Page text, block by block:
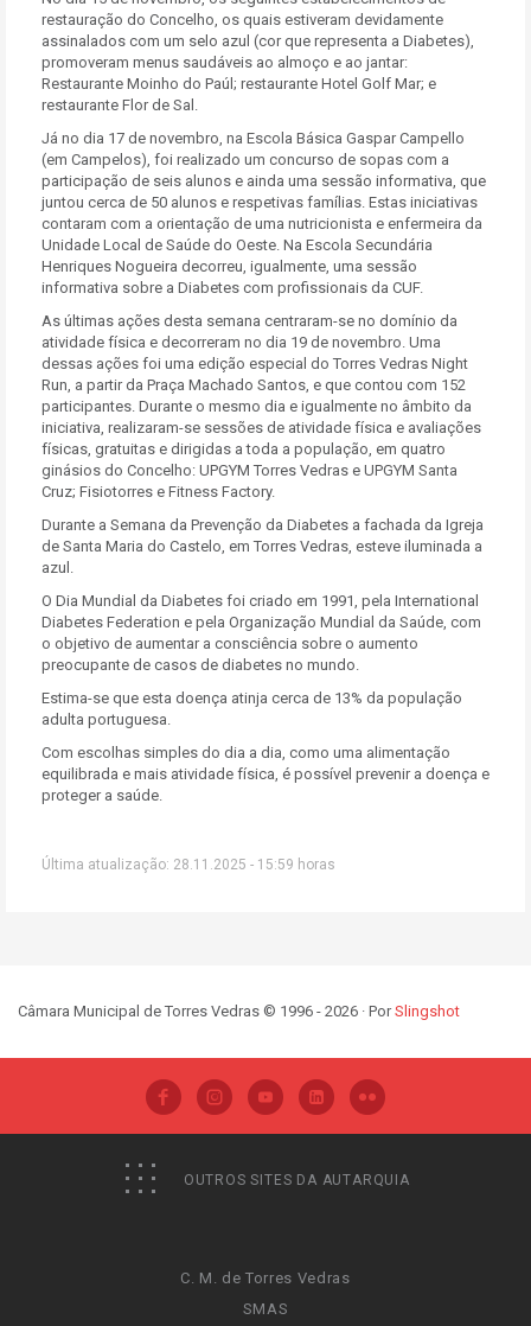
restauração do Concelho, os quais estiveram devidamente
assinalados com um selo azul (cor que representa a Diabetes),
promoveram menus saudáveis ao almoço e ao jantar:
Restaurante Moinho do Paúl; restaurante Hotel Golf Mar; e
restaurante Flor de Sal.
Já no dia 17 de novembro, na Escola Básica Gaspar Campello
(em Campelos), foi realizado um concurso de sopas com a
participação de seis alunos e ainda uma sessão informativa, que
juntou cerca de 50 alunos e respetivas famílias. Estas iniciativas
contaram com a orientação de uma nutricionista e enfermeira da
Unidade Local de Saúde do Oeste. Na Escola Secundária
Henriques Nogueira decorreu, igualmente, uma sessão
informativa sobre a Diabetes com profissionais da CUF.
As últimas ações desta semana centraram-se no domínio da
atividade física e decorreram no dia 19 de novembro. Uma
dessas ações foi uma edição especial do Torres Vedras Night
Run, a partir da Praça Machado Santos, e que contou com 152
participantes. Durante o mesmo dia e igualmente no âmbito da
iniciativa, realizaram-se sessões de atividade física e avaliações
físicas, gratuitas e dirigidas a toda a população, em quatro
ginásios do Concelho: UPGYM Torres Vedras e UPGYM Santa
Cruz; Fisiotorres e Fitness Factory.
Durante a Semana da Prevenção da Diabetes a fachada da Igreja
de Santa Maria do Castelo, em Torres Vedras, esteve iluminada a
azul.
O Dia Mundial da Diabetes foi criado em 1991, pela International
Diabetes Federation e pela Organização Mundial da Saúde, com
o objetivo de aumentar a consciência sobre o aumento
preocupante de casos de diabetes no mundo.
Estima-se que esta doença atinja cerca de 13% da população
adulta portuguesa.
Com escolhas simples do dia a dia, como uma alimentação
equilibrada e mais atividade física, é possível prevenir a doença e
proteger a saúde.
Última atualização: 28.11.2025 - 15:59 horas
Câmara Municipal de Torres Vedras © 1996 - 2026 · PorSlingshot
OUTROS SITES DA AUTARQUIA
C. M. de Torres Vedras
SMAS